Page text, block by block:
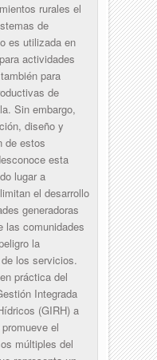
rurales el
de
es utilizada en
actividades
para
de
Sin embargo,
diseño y
de estos
esta
lugar a
el desarrollo
generadoras
las comunidades
la
los servicios.
práctica del
Integrada
(GIRH) a
el
múltiples del